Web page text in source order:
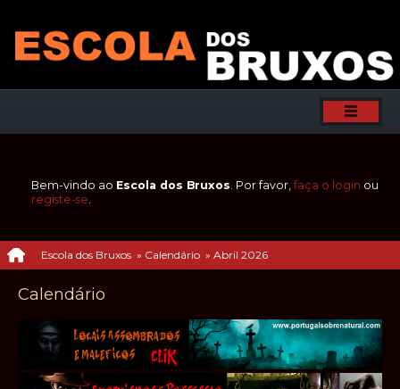
Bem-vindo ao Escola dos Bruxos. Por favor, faça o login ou
registe-se.
Escola dos Bruxos » Calendário » Abril 2026
Calendário